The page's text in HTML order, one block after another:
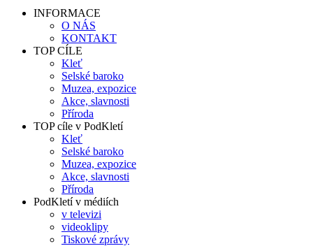
INFORMACE
O NÁS
KONTAKT
TOP CÍLE
Kleť
Selské baroko
Muzea, expozice
Akce, slavnosti
Příroda
TOP cíle v PodKletí
Kleť
Selské baroko
Muzea, expozice
Akce, slavnosti
Příroda
PodKletí v médiích
v televizi
videoklipy
Tiskové zprávy